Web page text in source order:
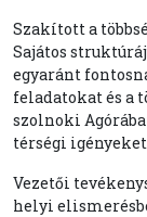
Szakított a
Sajátos
egyaránt
feladatokat és a
szolnoki
térségi
Vezetői
helyi